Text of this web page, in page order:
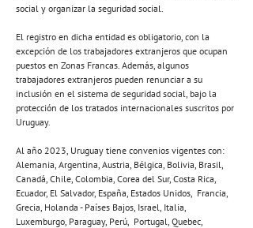
social y organizar la seguridad social.
El registro en dicha entidad es obligatorio, con la
excepción de los trabajadores extranjeros que ocupan
puestos en Zonas Francas. Además, algunos
trabajadores extranjeros pueden renunciar a su
inclusión en el sistema de seguridad social, bajo la
protección de los tratados internacionales suscritos por
Uruguay.
Al año 2023, Uruguay tiene convenios vigentes con:
Alemania, Argentina, Austria, Bélgica, Bolivia, Brasil,
Canadá, Chile, Colombia, Corea del Sur, Costa Rica,
Ecuador, El Salvador, España, Estados Unidos, Francia,
Grecia, Holanda - Países Bajos, Israel, Italia,
Luxemburgo, Paraguay, Perú, Portugal, Quebec,